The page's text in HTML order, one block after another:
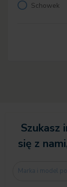
Schowek
Szukasz
się z